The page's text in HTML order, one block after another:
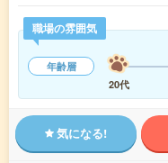
職場の雰囲気
年齢層
20代
気になる!